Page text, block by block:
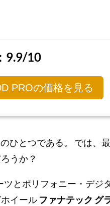
9.9/10
PROの価格を見る
ひとつである。 では、
うか？
とポリフォニー・デジ
イール ファナテック グ